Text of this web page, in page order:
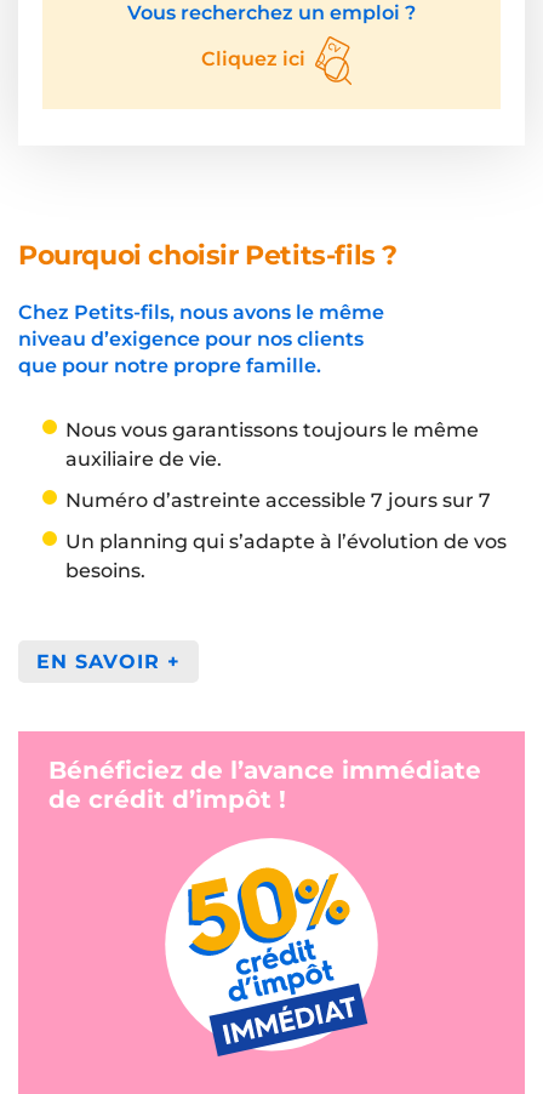
Vous recherchez un emploi ?
Cliquez ici
Pourquoi choisir Petits-fils ?
Chez Petits-fils, nous avons le même
niveau d’exigence pour nos clients
que pour notre propre famille.
Nous vous garantissons toujours le même
auxiliaire de vie.
Numéro d’astreinte accessible 7 jours sur 7
Un planning qui s’adapte à l’évolution de vos
besoins.
EN SAVOIR +
Bénéficiez de l’avance immédiate
de crédit d’impôt !